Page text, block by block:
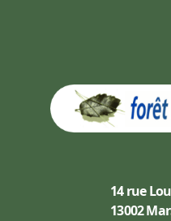
14 rue
13002